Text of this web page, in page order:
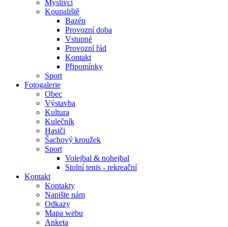
Myslivci
Koupaliště
Bazén
Provozní doba
Vstupné
Provozní řád
Kontakt
Připomínky
Sport
Fotogalerie
Obec
Výstavba
Kultura
Kulečník
Hasiči
Šachový kroužek
Sport
Volejbal & nohejbal
Stolní tenis - rekreační
Kontakt
Kontakty
Napište nám
Odkazy
Mapa webu
Anketa